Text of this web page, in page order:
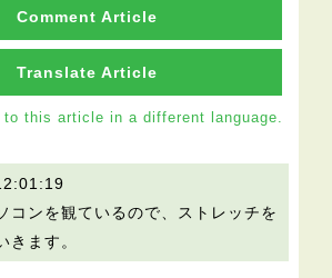
Comment Article
Translate Article
to this article in a different language.
コンを観ているので、ストレッチを
きます。